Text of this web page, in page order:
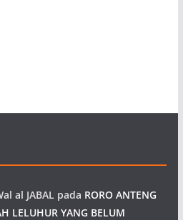
al JABAL pada RORO ANTENG
LELUHUR YANG BELUM